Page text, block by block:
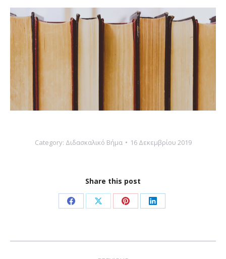
Category: Διδασκαλικό Βήμα 16 Δεκεμβρίου 2019
Share this post
Share
Facebook
Share
X
Share
Pinterest
Share
LinkedIn